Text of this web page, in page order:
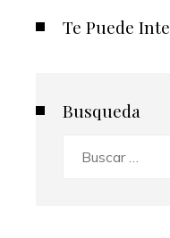
Te Puede
Busqueda